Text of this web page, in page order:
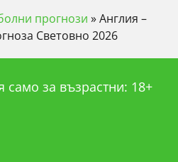
прогнози »Англия –
Световно 2026
само за възрастни: 18+